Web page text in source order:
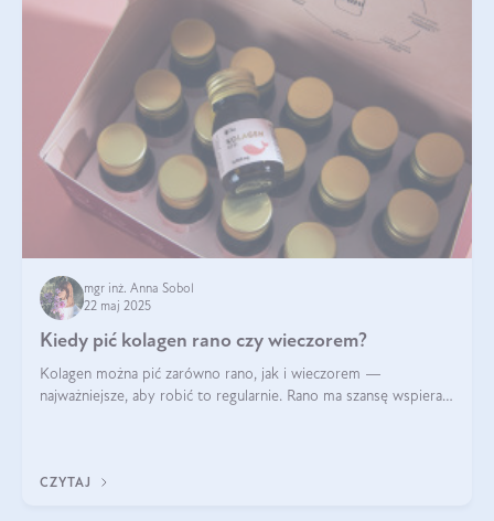
mgr inż. Anna Sobol
22 maj 2025
Kiedy pić kolagen rano czy wieczorem?
Kolagen można pić zarówno rano, jak i wieczorem —
najważniejsze, aby robić to regularnie. Rano ma szansę wspierać
CZYTAJ